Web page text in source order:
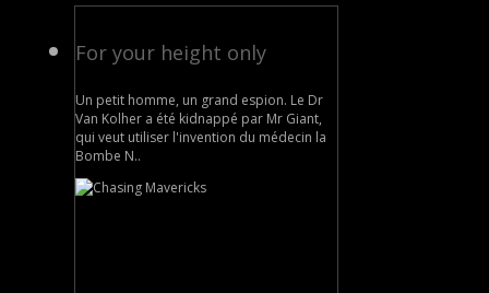
For your height only
Un petit homme, un grand espion. Le Dr
Van Kolher a été kidnappé par Mr Giant,
qui veut utiliser l'invention du médecin la
Bombe N..